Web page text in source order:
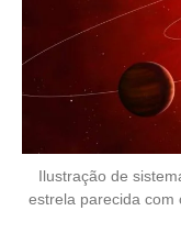
Ilustração de
estrela parecida com